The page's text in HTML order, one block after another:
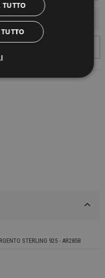
STERLING 925 - AR2858
TUTTO